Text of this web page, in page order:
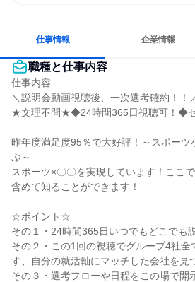
仕事情報 企業情報
職種と仕事内容
仕事内容
＼説明会動画視聴後、一次選考確約！！
★文理不問★◆24時間365日視聴可！◆
昨年度満足度95％で大好評！～スポー
ぶ～
スポーツ×〇〇を実現しています！ここ
含めて知ることができます！
☆ポイント☆
その１・24時間365日いつでもどこでも
その２・この1回の視聴でグループ4社全
す、自分の就活軸にマッチした会社を見
その３・選考フローや日程をこの場で開